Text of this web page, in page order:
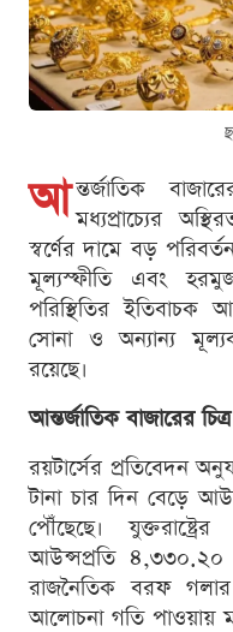
আ ন্তর্জাতিক
মধ্যপ্রাচ্যের
স্বর্ণের দামে বড়
মূল্যস্ফীতি এবং
পরিস্থিতির ইতিবাচক
সোনা ও অন্যান্য
রয়েছে।
আন্তর্জাতিক বাজারের চিত্র
রয়টার্সের প্রতিবেদন
টানা চার দিন বেড়ে
পৌঁছেছে।
আউন্সপ্রতি ৪,৩৩০.২০
রাজনৈতিক বরফ গলার
আলোচনা গতি পাওয়ায়